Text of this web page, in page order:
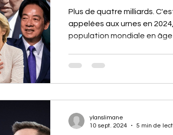
Plus de quatre milliards.
appelées aux urnes en
population mondiale en âge
ylanslimane
10 sept. 2024
5 min de